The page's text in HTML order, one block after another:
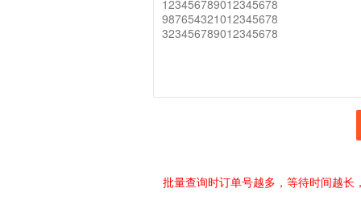
批量查询时订单号越多，等待时间越